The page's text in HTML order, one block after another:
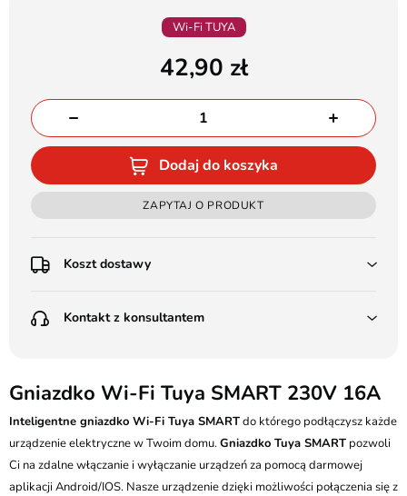
Wi-Fi TUYA
42,90
Dodaj do koszyka
ZAPYTAJ O PRODUKT
Koszt dostawy
Poczta Polska Kurier 48H - 11 zł
(od 1000 zł dla gabarytów, nie dotyczy produktów 3m)
Pobranie:
Poczta Polska Kurier 48H - 16 zł
Kurier GLS - 20 zł
Przesyłka Gabarytowa - 35 zł
Kontakt z konsultantem
Batalionów Chłopskich 12, 94-058 Łódź
506 336 320
kontakt@ledstyl.pl
Gniazdko Wi-Fi Tuya SMART 230V 16A
Inteligentne gniazdko Wi-Fi Tuya SMARTdo którego podłączysz każde
urządzenie elektryczne w Twoim domu.Gniazdko Tuya SMART pozwoli
Ci na zdalne włączanie i wyłączanie urządzeń za pomocą darmowej
aplikacji Android/IOS. Nasze urządzenie dzięki możliwości połączenia się z